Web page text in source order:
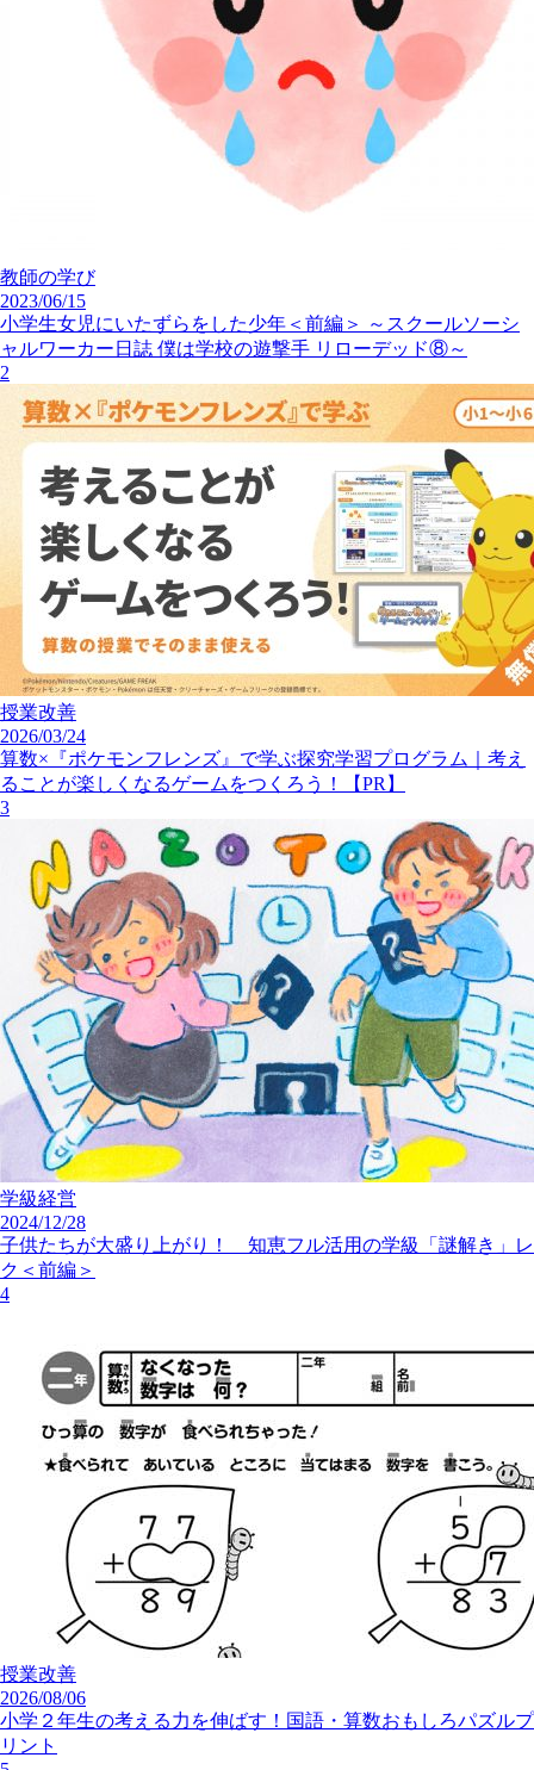
教師の学び
2023/06/15
小学生女児にいたずらをした少年＜前編＞ ～スクールソーシ
ャルワーカー日誌 僕は学校の遊撃手 リローデッド⑧～
2
授業改善
2026/03/24
算数×『ポケモンフレンズ』で学ぶ探究学習プログラム｜考え
ることが楽しくなるゲームをつくろう！【PR】
3
学級経営
2024/12/28
子供たちが大盛り上がり！ 知恵フル活用の学級「謎解き」レ
ク＜前編＞
4
授業改善
2026/08/06
小学２年生の考える力を伸ばす！国語・算数おもしろパズルプ
リント